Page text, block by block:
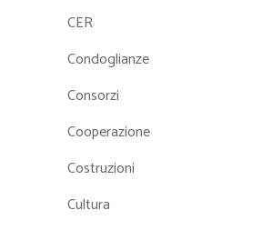
CER
Condoglianze
Consorzi
Cooperazione
Costruzioni
Cultura